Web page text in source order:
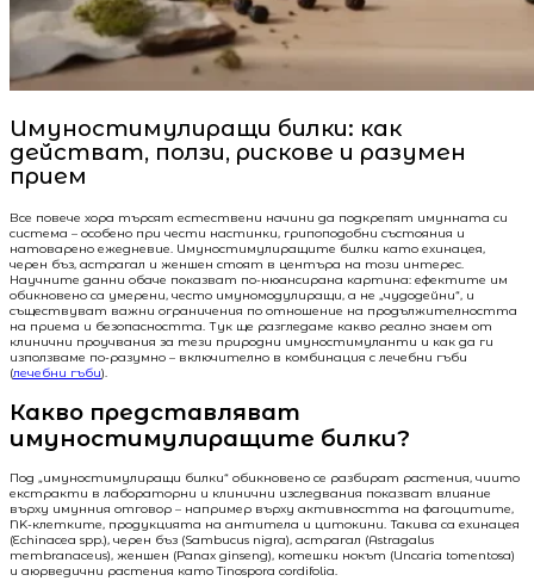
Имуностимулиращи билки: как
действат, ползи, рискове и разумен
прием
Все повече хора търсят естествени начини да подкрепят имунната си
система – особено при чести настинки, грипоподобни състояния и
натоварено ежедневие. Имуностимулиращите билки като ехинацея,
черен бъз, астрагал и женшен стоят в центъра на този интерес.
Научните данни обаче показват по-нюансирана картина: ефектите им
обикновено са умерени, често имуномодулиращи, а не „чудодейни“, и
съществуват важни ограничения по отношение на продължителността
на приема и безопасността. Тук ще разгледаме какво реално знаем от
клинични проучвания за тези природни имуностимуланти и как да ги
използваме по-разумно – включително в комбинация с лечебни гъби
(лечебни гъби).
Какво представляват
имуностимулиращите билки?
Под „имуностимулиращи билки“ обикновено се разбират растения, чиито
екстракти в лабораторни и клинични изследвания показват влияние
върху имунния отговор – например върху активността на фагоцитите,
NK-клетките, продукцията на антитела и цитокини. Такива са ехинацея
(Echinacea spp.), черен бъз (Sambucus nigra), астрагал (Astragalus
membranaceus), женшен (Panax ginseng), котешки нокът (Uncaria tomentosa)
и аюрведични растения като Tinospora cordifolia.